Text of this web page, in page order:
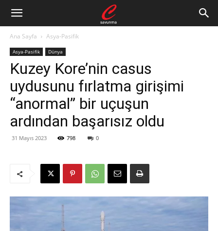
Ana Sayfa Asya-Pasifik
Asya-Pasifik Dünya
Kuzey Kore’nin casus
uydusunu fırlatma girişimi
“anormal” bir uçuşun
ardından başarısız oldu
31 Mayıs 2023 798 0